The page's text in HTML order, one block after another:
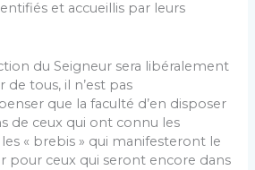
et accueillis par leurs
du Seigneur sera libéralement
de tous, il n’est pas
que la faculté d’en disposer
de ceux qui ont connu les
« brebis » qui manifesteront le
pour ceux qui seront encore dans